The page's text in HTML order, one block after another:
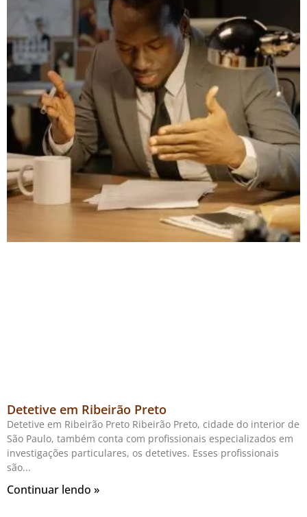
Detetive em Ribeirão Preto
Detetive em Ribeirão Preto Ribeirão Preto, cidade do interior de
São Paulo, também conta com profissionais especializados em
investigações particulares, os detetives. Esses profissionais
são
Continuar lendo »